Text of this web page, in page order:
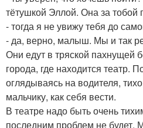
тётушкой Эллой. Она за тобой
- тогда я не увижу тебя до
- да, верно, малыш. Мы и так
Они едут в тряской пахнущей
города, где находится театр.
оглядываясь на водителя,
мальчику, как себя вести.
В театре надо быть очень
последним проблем не будет.